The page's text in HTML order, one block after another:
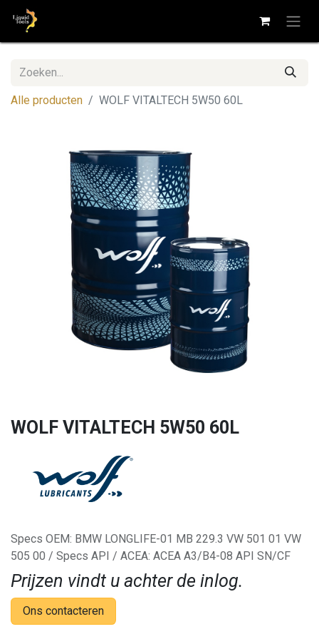
Alle producten WOLF VITALTECH 5W50 60L
WOLF VITALTECH 5W50 60L
Specs OEM: BMW LONGLIFE-01 MB 229.3 VW 501 01 VW
505 00 / Specs API / ACEA: ACEA A3/B4-08 API SN/CF
Prijzen vindt u achter de inlog.
Ons contacteren